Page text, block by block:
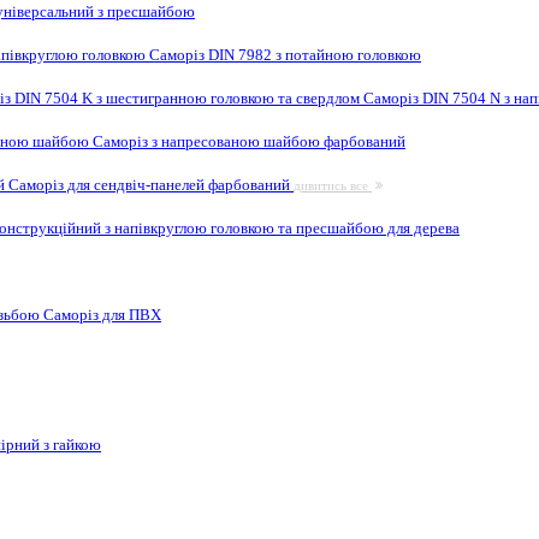
з пресшайбою
головкою Саморіз DIN 7982 з потайною головкою
DIN 7504 K з шестигранною головкою та свердлом Саморіз DIN 7504 N з
шайбою Саморіз з напресованою шайбою фарбований
Саморіз для сендвіч-панелей фарбований дивитись все
з напівкруглою головкою та пресшайбою для дерева
Саморіз для ПВХ
з гайкою